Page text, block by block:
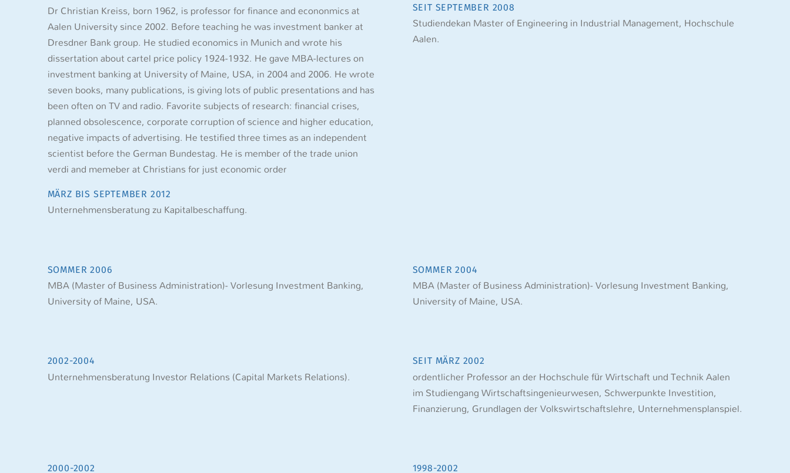
Dr Christian Kreiss, born 1962, is professor for finance and econonmics at
Aalen University since 2002. Before teaching he was investment banker at
Dresdner Bank group. He studied economics in Munich and wrote his
dissertation about cartel price policy 1924-1932. He gave MBA-lectures on
investment banking at University of Maine, USA, in 2004 and 2006. He wrote
seven books, many publications, is giving lots of public presentations and has
been often on TV and radio. Favorite subjects of research: financial crises,
planned obsolescence, corporate corruption of science and higher education,
negative impacts of advertising. He testified three times as an independent
scientist before the German Bundestag. He is member of the trade union
verdi and memeber at Christians for just economic order
MÄRZ BIS SEPTEMBER 2012
Unternehmensberatung zu Kapitalbeschaffung.
SEIT SEPTEMBER 2008
Studiendekan Master of Engineering in Industrial Management, Hochschule
Aalen.
SOMMER 2006
MBA (Master of Business Administration)- Vorlesung Investment Banking,
University of Maine, USA.
SOMMER 2004
MBA (Master of Business Administration)- Vorlesung Investment Banking,
University of Maine, USA.
2002-2004
Unternehmensberatung Investor Relations (Capital Markets Relations).
SEIT MÄRZ 2002
ordentlicher Professor an der Hochschule für Wirtschaft und Technik Aalen
im Studiengang Wirtschaftsingenieurwesen, Schwerpunkte Investition,
Finanzierung, Grundlagen der Volkswirtschaftslehre, Unternehmensplanspiel.
2000-2002 1998-2002